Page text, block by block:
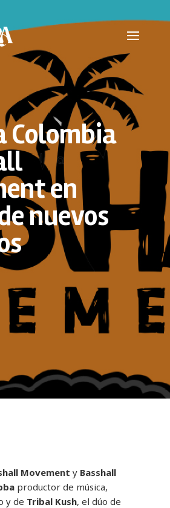
Colombia
en
nuevos
Movement y Basshall
productor de música,
y de Tribal Kush, el dúo de